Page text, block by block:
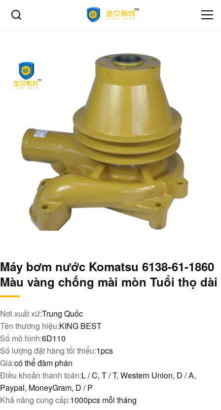
Máy bơm nước Komatsu 6138-61-1860
Màu vàng chống mài mòn Tuổi thọ dài
Nơi xuất xứ:Trung Quốc
Tên thương hiệu:KING BEST
Số mô hình:6D110
Số lượng đặt hàng tối thiểu:1pcs
Giá:có thể đàm phán
Điều khoản thanh toán:L / C, T / T, Western Union, D / A,
Paypal, MoneyGram, D / P
Khả năng cung cấp:1000pcs mỗi tháng